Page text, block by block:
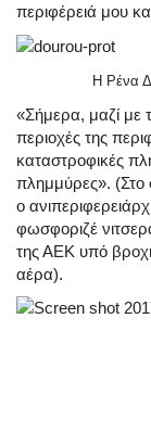
περιφέρειά μου
H Ρένα
«Σήμερα, μαζί
περιοχές της
καταστροφικές
πλημμύρες». (Στο
ο
φωσφοριζέ
της ΑΕΚ υπό
αέρα).